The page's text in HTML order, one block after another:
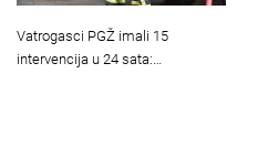
Vatrogasci PGŽ imali 15
intervencija u 24 sata:…